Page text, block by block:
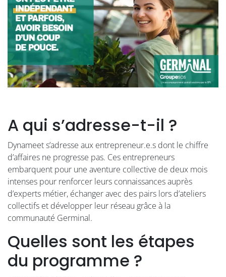
A qui s’adresse-t-il ?
Dynameet s’adresse aux entrepreneur.e.s dont le chiffre
d’affaires ne progresse pas. Ces entrepreneurs
embarquent pour une aventure collective de deux mois
intenses pour renforcer leurs connaissances auprès
d’experts métier, échanger avec des pairs lors d’ateliers
collectifs et développer leur réseau grâce à la
communauté Germinal.
Quelles sont les étapes
du programme ?